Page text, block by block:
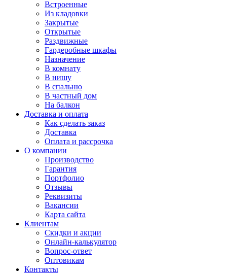
Встроенные
Из кладовки
Закрытые
Открытые
Раздвижные
Гардеробные шкафы
Назначение
В комнату
В нишу
В спальню
В частный дом
На балкон
Доставка и оплата
Как сделать заказ
Доставка
Оплата и рассрочка
О компании
Производство
Гарантия
Портфолио
Отзывы
Реквизиты
Вакансии
Карта сайта
Клиентам
Скидки и акции
Онлайн-калькулятор
Вопрос-ответ
Оптовикам
Контакты